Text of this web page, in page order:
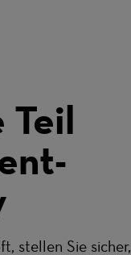
Teil
stellen Sie sicher,